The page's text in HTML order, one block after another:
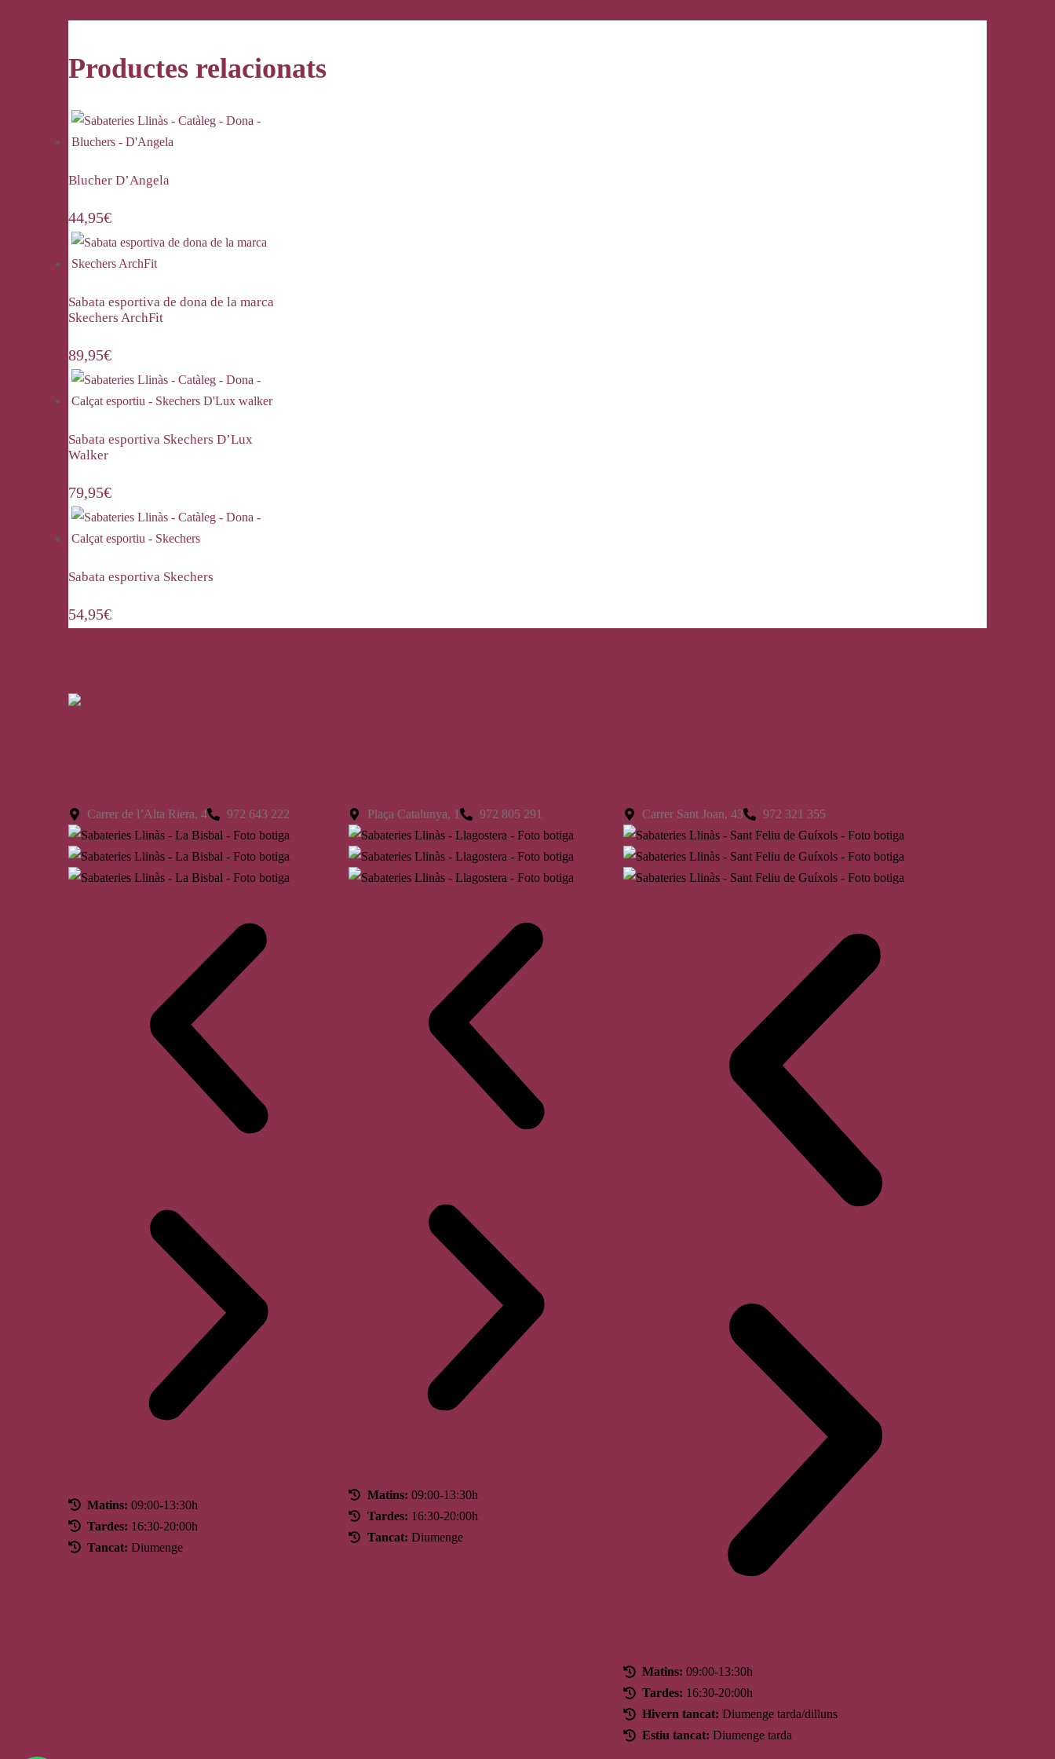
Productes relacionats
Blucher D’Angela
44,95€
Sabata esportiva de dona de la marca
Skechers ArchFit
89,95€
Sabata esportiva Skechers D’Lux
Walker
79,95€
Sabata esportiva Skechers
54,95€
Carrer de l’Alta Riera, 4 972 643 222
Matins: 09:00-13:30h
Tardes: 16:30-20:00h
Tancat: Diumenge
Plaça Catalunya, 1 972 805 291
Matins: 09:00-13:30h
Tardes: 16:30-20:00h
Tancat: Diumenge
Carrer Sant Joan, 43 972 321 355
Matins: 09:00-13:30h
Tardes: 16:30-20:00h
Hivern tancat: Diumenge tarda/dilluns
Estiu tancat: Diumenge tarda